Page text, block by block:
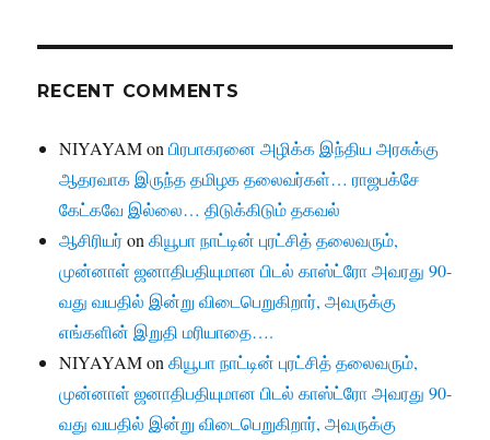
RECENT COMMENTS
NIYAYAMonபிரபாகரனை அழிக்க இந்திய அரசுக்கு
ஆதரவாக இருந்த தமிழக தலைவர்கள்… ராஜபக்சே
கேட்கவே இல்லை… திடுக்கிடும் தகவல்
ஆசிரியர்onகியூபா நாட்டின் புரட்சித் தலைவரும்,
முன்னாள் ஜனாதிபதியுமான பிடல் காஸ்ட்ரோ அவரது 90-
வது வயதில் இன்று விடைபெறுகிறார், அவருக்கு
எங்களின் இறுதி மரியாதை….
NIYAYAMonகியூபா நாட்டின் புரட்சித் தலைவரும்,
முன்னாள் ஜனாதிபதியுமான பிடல் காஸ்ட்ரோ அவரது 90-
வது வயதில் இன்று விடைபெறுகிறார், அவருக்கு